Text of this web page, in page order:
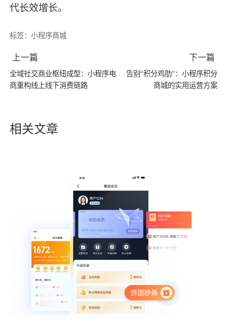
代长效增长。
标签：小程序商城
上一篇
全域社交商业枢纽成型：小程序电
商重构线上线下消费链路
下一篇
告别“积分鸡肋”：小程序积分
商城的实用运营方案
相关文章